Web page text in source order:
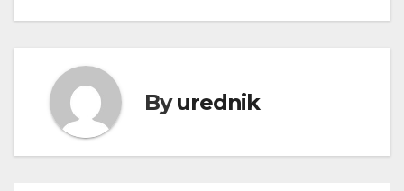
Byurednik